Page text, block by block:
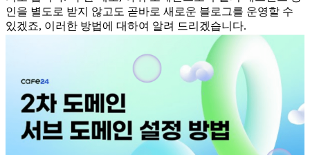
인을 별도로 받지 않고도 곧바로 새로운 블로그를 운영할 수
있겠죠, 이러한 방법에 대하여 알려 드리겠습니다.